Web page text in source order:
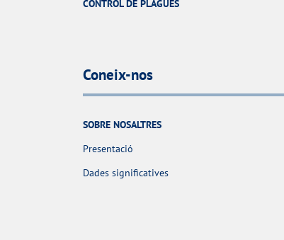
CONTROL DE PLAGUES
Coneix-nos
SOBRE NOSALTRES
Presentació
Dades significatives